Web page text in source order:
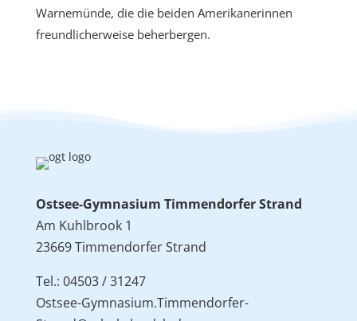
Warnemünde, die die beiden Amerikanerinnen
freundlicherweise beherbergen.
Ostsee-Gymnasium Timmendorfer Strand
Am Kuhlbrook 1
23669 Timmendorfer Strand
Tel.: 04503 / 31247
Ostsee-Gymnasium.Timmendorfer-